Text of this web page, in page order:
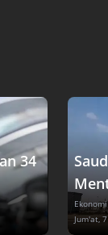
34
Ekonomi
Jum'at,